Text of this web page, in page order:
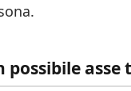
possibile